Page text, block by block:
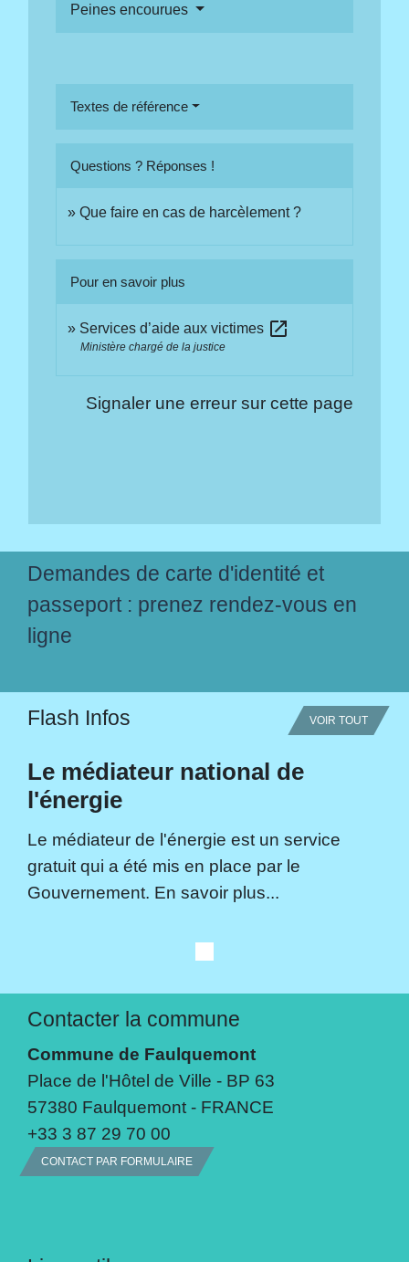
Peines encourues
Textes de référence
Questions ? Réponses !
Que faire en cas de harcèlement ?
Pour en savoir plus
Services d’aide aux victimes open_in_new
Ministère chargé de la justice
Signaler une erreur sur cette page
Demandes de carte d'identité et
passeport : prenez rendez-vous en
ligne
Flash Infos VOIR TOUT
Le médiateur national de
l'énergie
Le médiateur de l'énergie est un service
gratuit qui a été mis en place par le
Gouvernement. En savoir plus...
Contacter la commune
Commune de Faulquemont
Place de l'Hôtel de Ville - BP 63
57380 Faulquemont - FRANCE
+33 3 87 29 70 00
CONTACT PAR FORMULAIRE